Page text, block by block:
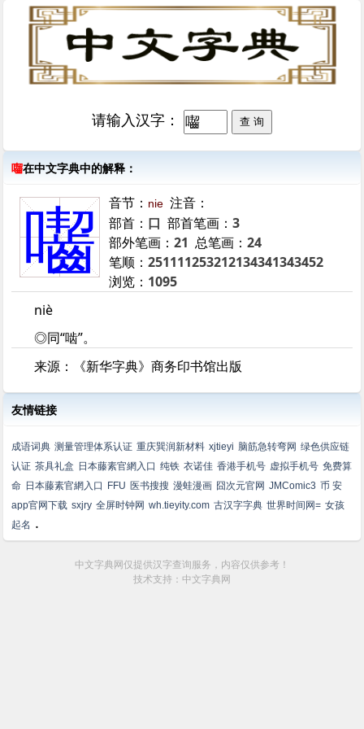
请输入汉字：
囓在中文字典中的解释：
囓 音节： nie 注音：
部首： 口 部首笔画：3
部外笔画：21 总笔画：24
笔顺：251111253212134341343452
浏览： 1095
niè
◎同“啮”。
来源：《新华字典》商务印书馆出版
友情链接
成语词典 测量管理体系认证 重庆巽润新材料 xjtieyi 脑筋急转弯网 绿色供应链
认证 茶具礼盒 日本藤素官網入口 纯铁 衣诺佳 香港手机号 虚拟手机号 免费算
命 日本藤素官網入口 FFU 医书搜搜 漫蛙漫画 囧次元官网 JMComic3 币 安
app官网下载 sxjry 全屏时钟网 wh.tieyity.com 古汉字字典 世界时间网= 女孩
起名 .
中文字典网仅提供汉字查询服务，内容仅供参考！
技术支持：中文字典网